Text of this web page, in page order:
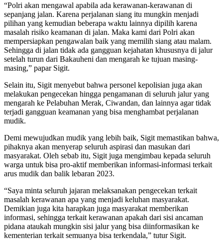
“Polri akan mengawal apabila ada kerawanan-kerawanan di
sepanjang jalan. Karena perjalanan siang itu mungkin menjadi
pilihan yang kemudian beberapa waktu lainnya dipilih karena
masalah risiko keamanan di jalan. Maka kami dari Polri akan
mempersiapkan pengawalan baik yang memilih siang atau malam.
Sehingga di jalan tidak ada gangguan kejahatan khususnya di jalur
setelah turun dari Bakauheni dan mengarah ke tujuan masing-
masing,” papar Sigit.
Selain itu, Sigit menyebut bahwa personel kepolisian juga akan
melakukan pengecekan hingga pengamanan di seluruh jalur yang
mengarah ke Pelabuhan Merak, Ciwandan, dan lainnya agar tidak
terjadi gangguan keamanan yang bisa menghambat perjalanan
mudik.
Demi mewujudkan mudik yang lebih baik, Sigit memastikan bahwa,
pihaknya akan menyerap seluruh aspirasi dan masukan dari
masyarakat. Oleh sebab itu, Sigit juga mengimbau kepada seluruh
warga untuk bisa pro-aktif memberikan informasi-informasi terkait
arus mudik dan balik lebaran 2023.
“Saya minta seluruh jajaran melaksanakan pengecekan terkait
masalah kerawanan apa yang menjadi keluhan masyarakat.
Demikian juga kita harapkan juga masyarakat memberikan
informasi, sehingga terkait kerawanan apakah dari sisi ancaman
pidana ataukah mungkin sisi jalur yang bisa diinformasikan ke
kementerian terkait semuanya bisa terkendala,” tutur Sigit.